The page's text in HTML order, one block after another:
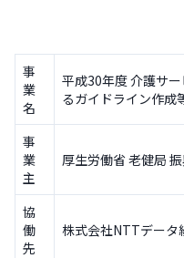
事
業
名
平成30年度 介護サ
るガイドライン作成
事
業
主
厚生労働省 老健局
協
働
先
株式会社NTTデータ